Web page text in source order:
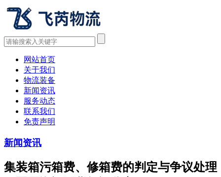
网站首页
关于我们
物流装备
新闻资讯
服务动态
联系我们
免责声明
新闻资讯
集装箱污箱费、修箱费的判定与争议处理